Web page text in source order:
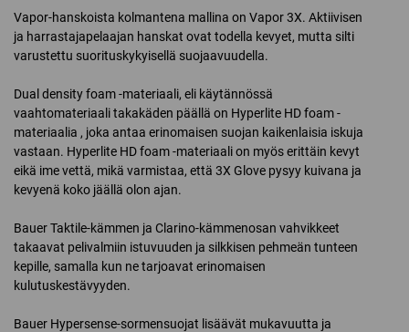
Vapor-hanskoista kolmantena mallina on Vapor 3X. Aktiivisen
ja harrastajapelaajan hanskat ovat todella kevyet, mutta silti
varustettu suorituskykyisellä suojaavuudella.
Dual density foam -materiaali, eli käytännössä
vaahtomateriaali takakäden päällä on Hyperlite HD foam -
materiaalia , joka antaa erinomaisen suojan kaikenlaisia iskuja
vastaan. Hyperlite HD foam -materiaali on myös erittäin kevyt
eikä ime vettä, mikä varmistaa, että 3X Glove pysyy kuivana ja
kevyenä koko jäällä olon ajan.
Bauer Taktile-kämmen ja Clarino-kämmenosan vahvikkeet
takaavat pelivalmiin istuvuuden ja silkkisen pehmeän tunteen
kepille, samalla kun ne tarjoavat erinomaisen
kulutuskestävyyden.
Bauer Hypersense-sormensuojat lisäävät mukavuutta ja